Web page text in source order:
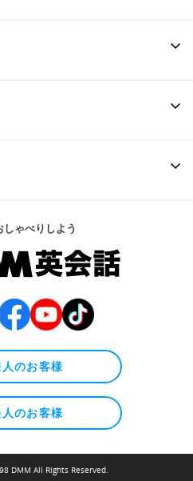
ゃべりしよう
のお客様
のお客様
DMM All Rights Reserved.